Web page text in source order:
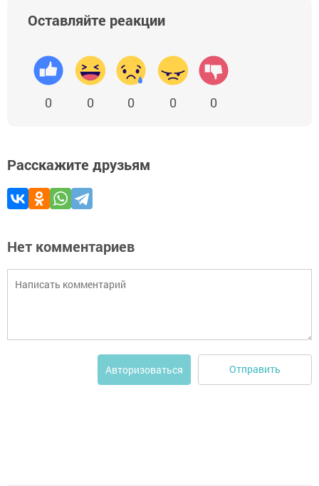
Оставляйте реакции
0 0 0 0 0
Расскажите друзьям
Нет комментариев
Авторизоваться Отправить